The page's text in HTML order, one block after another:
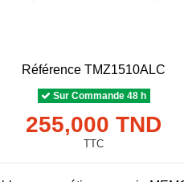
Référence TMZ1510ALC
Sur Commande 48 h
255,000 TND
TTC